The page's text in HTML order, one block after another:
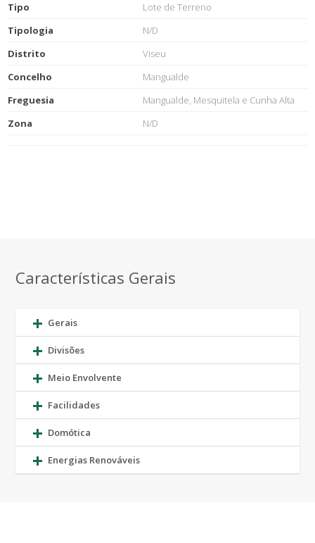
Tipo
Lote de Terreno
Tipologia
N/D
Distrito
Viseu
Concelho
Mangualde
Freguesia
Mangualde, Mesquitela e Cunha Alta
Zona
N/D
Características Gerais
Gerais
Divisões
Meio Envolvente
Facilidades
Domótica
Energias Renováveis